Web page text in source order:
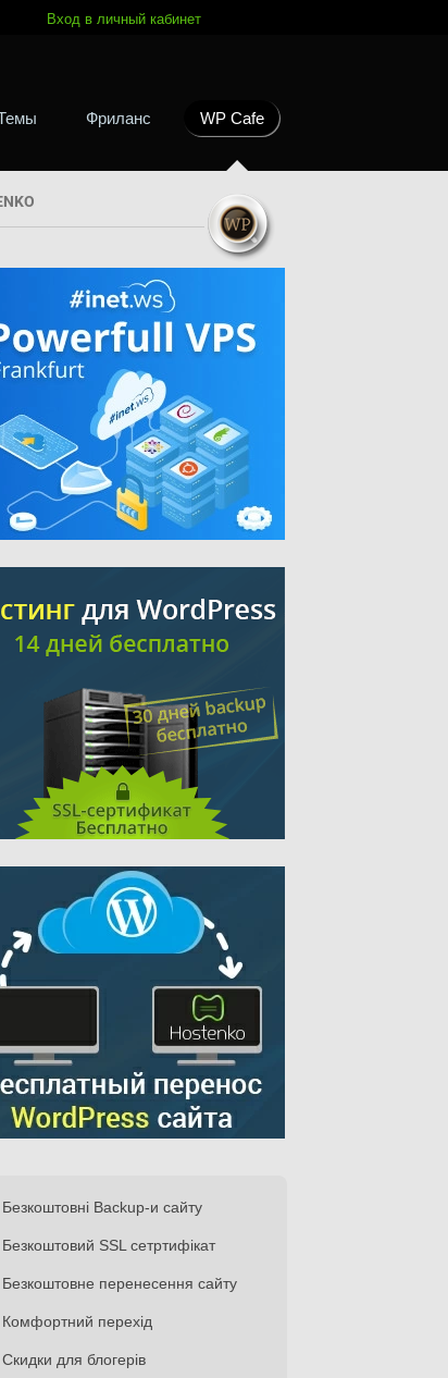
Вход в личный кабинет
Фриланс WP Cafe
Безкоштовні Backup-и сайту
Безкоштовий SSL сетртифікат
Безкоштовне перенесення сайту
Комфортний перехід
Скидки для блогерів